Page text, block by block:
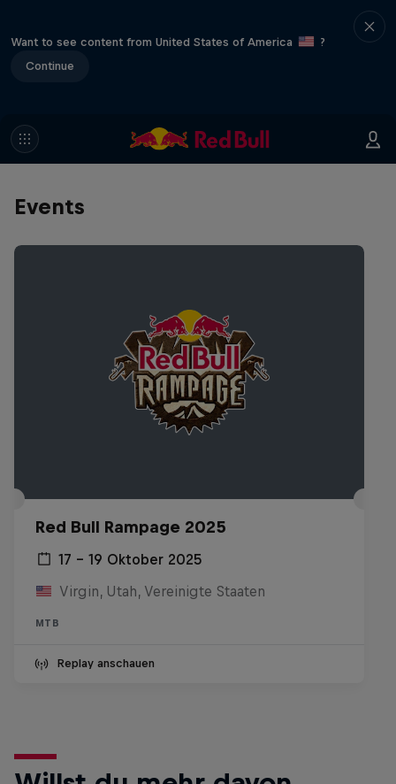
Want to see content from United States of America
?
Continue
Events
Red Bull Rampage 2025
17 – 19 Oktober 2025
Virgin, Utah, Vereinigte Staaten
MTB
Replay anschauen